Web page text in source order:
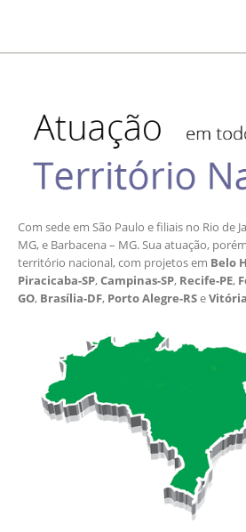
Com sede em São Paulo e filiais no Rio de
MG, e Barbacena – MG. Sua atuação,
território nacional, com projetos em Belo
Piracicaba-SP,Campinas-SP, Recife-PE,
GO, Brasília-DF, Porto Alegre-RSe